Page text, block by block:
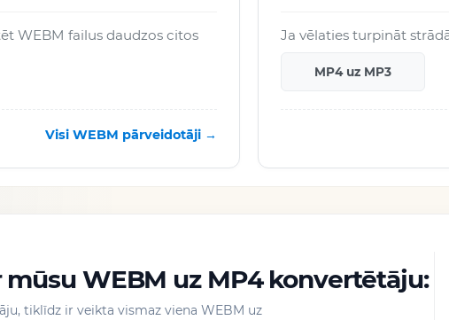
WEBM failus daudzos citos
Visi WEBM pārveidotāji →
Ja vēlaties turpināt
MP4 uz MP3
mūsu WEBM uz MP4 konvertētāju:
tiklīdz ir veikta vismaz viena WEBM uz